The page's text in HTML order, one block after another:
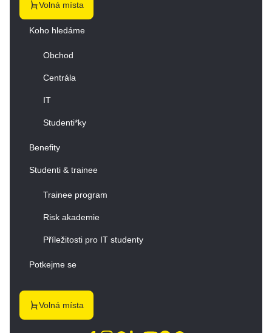
Volná místa
Koho hledáme
Obchod
Centrála
IT
Studenti*ky
Benefity
Studenti & trainee
Trainee program
Risk akademie
Příležitosti pro IT studenty
Potkejme se
Volná místa